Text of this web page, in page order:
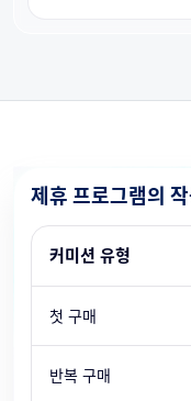
제휴 프로그램의
커미션 유형
첫 구매
반복 구매